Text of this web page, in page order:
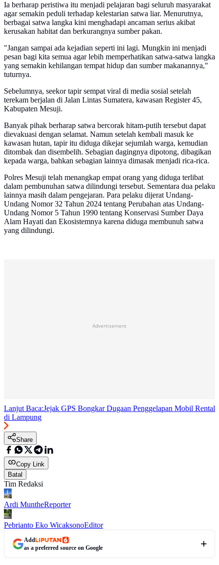
Ia berharap peristiwa itu menjadi pelajaran bagi seluruh masyarakat
agar semakin peduli terhadap kelestarian satwa liar. Menurutnya,
berbagai satwa langka kini menghadapi ancaman serius akibat
kerusakan habitat dan berkurangnya sumber pakan.
"Jangan sampai ada kejadian seperti ini lagi. Mungkin ini menjadi
pesan bagi kita semua agar lebih memperhatikan satwa-satwa langka
yang semakin kehilangan tempat hidup dan sumber makanannya,"
tuturnya.
Sebelumnya, seekor tapir sempat viral di media sosial setelah
terekam berjalan di Jalan Lintas Sumatera, kawasan Register 45,
Kabupaten Mesuji.
Banyak pihak berharap satwa bercorak hitam-putih tersebut dapat
dievakuasi dengan selamat. Namun setelah kembali masuk ke
kawasan hutan, tapir itu diduga dikejar sejumlah warga, kemudian
ditombak dan disembelih. Sebagian dagingnya dipotong, dibagikan
kepada warga, bahkan sebagian lainnya dimasak menjadi rica-rica.
Polres Mesuji telah menangkap empat orang yang diduga terlibat
dalam pembunuhan satwa dilindungi tersebut. Sementara dua pelaku
lainnya masih dalam pengejaran. Para pelaku dijerat Undang-
Undang Nomor 32 Tahun 2024 tentang Perubahan atas Undang-
Undang Nomor 5 Tahun 1990 tentang Konservasi Sumber Daya
Alam Hayati dan Ekosistemnya karena diduga membunuh satwa
yang dilindungi.
Advertisement
Lanjut Baca:Jejak GPS Bongkar Dugaan Penggelapan Mobil Rental
di Lampung
Share
Copy Link
Batal
Tim Redaksi
Ardi MuntheReporter
Pebrianto Eko WicaksonoEditor
Add
as a preferred source on Google